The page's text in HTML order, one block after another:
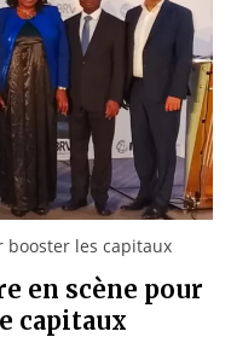
Bénin :
Aliko
booster les capitaux
en scène pour
capitaux